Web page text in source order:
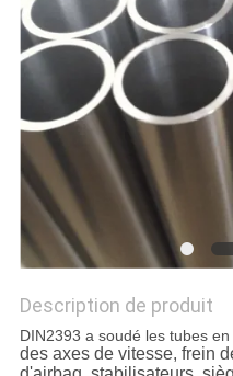
PLAN
DU
SITE
POLITIQUE
EN
MATIÈRE
DE
PROTECTION
DE
Description de produit
DIN2393 a soudé les tubes
des axes de vitesse, frein